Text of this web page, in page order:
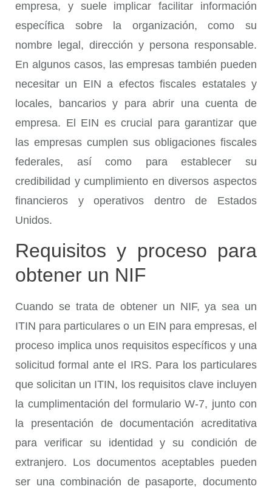
empresa, y suele implicar facilitar información
específica sobre la organización, como su
nombre legal, dirección y persona responsable.
En algunos casos, las empresas también pueden
necesitar un EIN a efectos fiscales estatales y
locales, bancarios y para abrir una cuenta de
empresa. El EIN es crucial para garantizar que
las empresas cumplen sus obligaciones fiscales
federales, así como para establecer su
credibilidad y cumplimiento en diversos aspectos
financieros y operativos dentro de Estados
Unidos.
Requisitos y proceso para
obtener un NIF
Cuando se trata de obtener un NIF, ya sea un
ITIN para particulares o un EIN para empresas, el
proceso implica unos requisitos específicos y una
solicitud formal ante el IRS. Para los particulares
que solicitan un ITIN, los requisitos clave incluyen
la cumplimentación del formulario W-7, junto con
la presentación de documentación acreditativa
para verificar su identidad y su condición de
extranjero. Los documentos aceptables pueden
ser una combinación de pasaporte, documento